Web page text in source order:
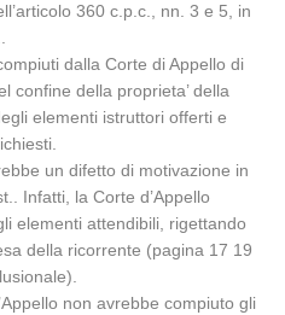
360 c.p.c., nn. 3 e 5, in
dalla Corte di Appello di
confine della proprieta’ della
elementi istruttori offerti e
un difetto di motivazione in
Infatti, la Corte d’Appello
elementi attendibili, rigettando
della ricorrente (pagina 17 19
non avrebbe compiuto gli